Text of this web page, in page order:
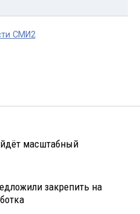
СМИ2
масштабный
закрепить на